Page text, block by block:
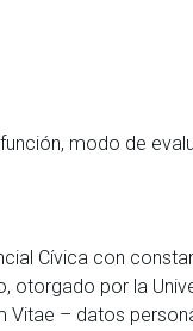
modo de
Cívica con
por la
Vitae – datos